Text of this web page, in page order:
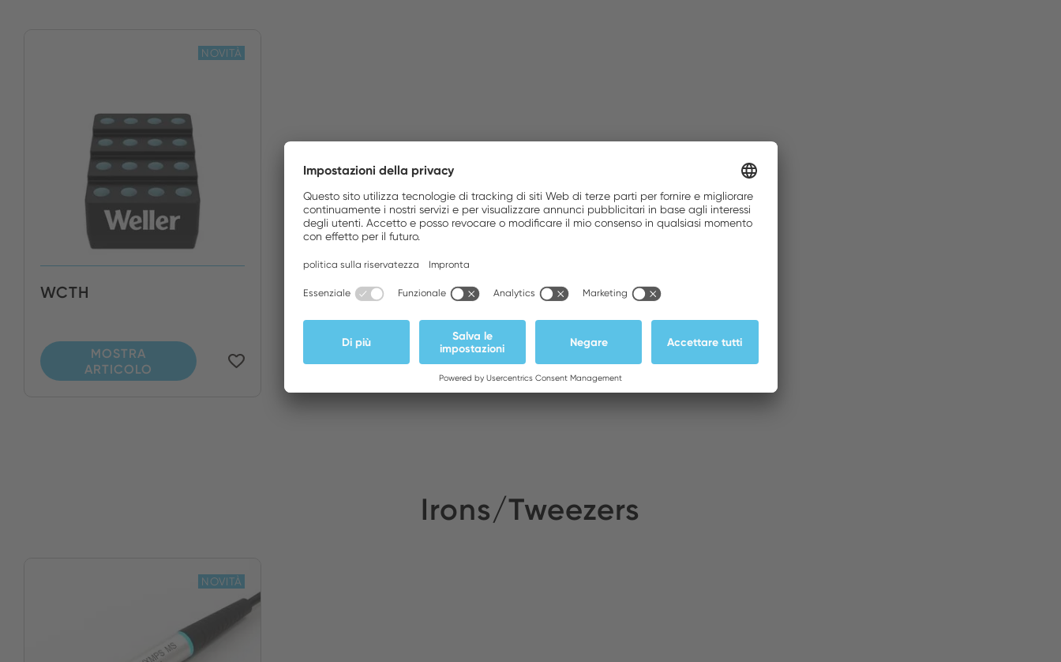
WCTH
MOSTRA
ARTICOLO
NOVITÀ
Irons/Tweezers
NOVITÀ